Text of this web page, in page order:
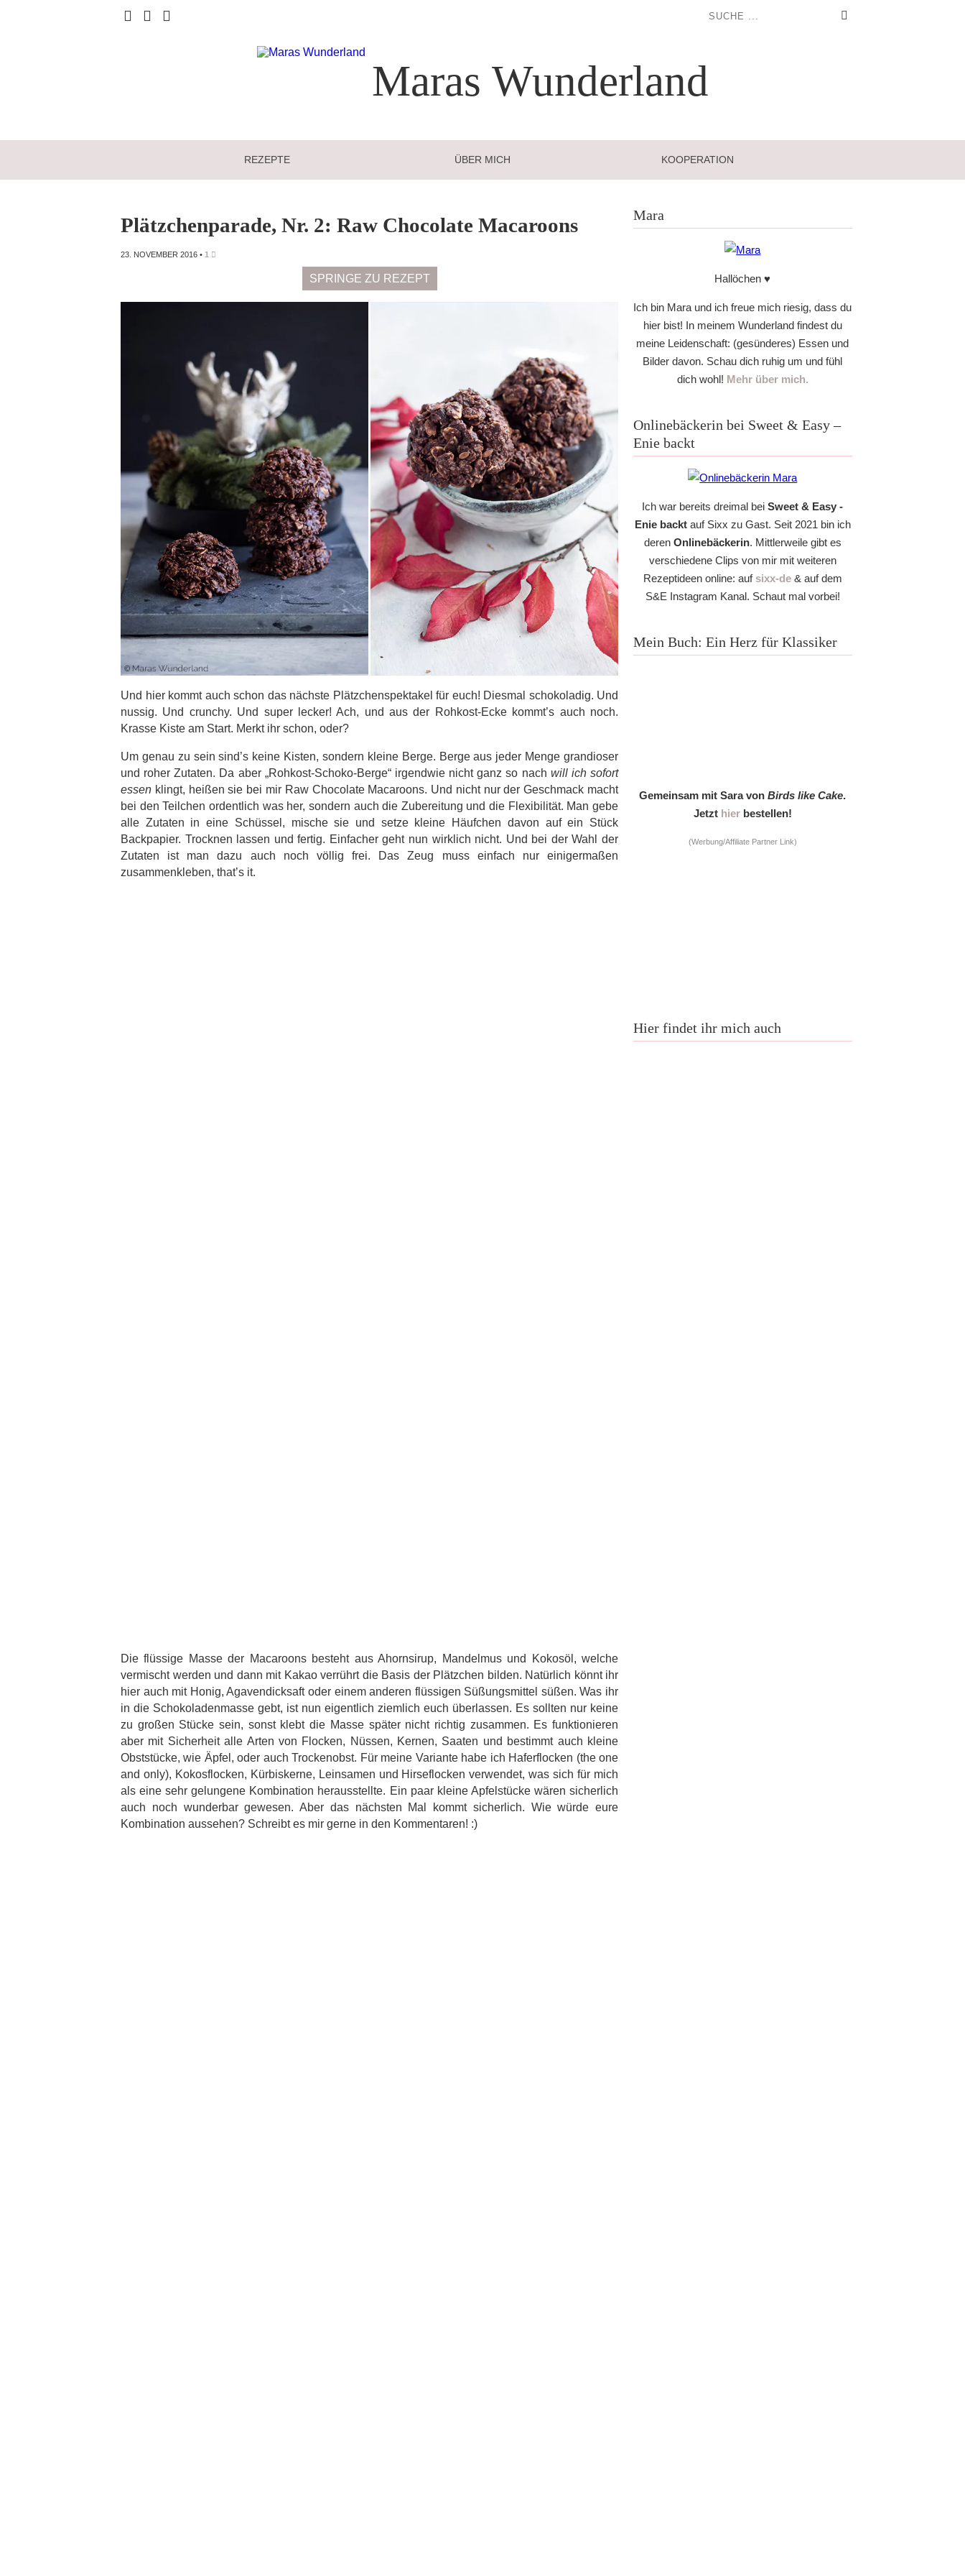
Maras Wunderland
REZEPTE ÜBER MICH KOOPERATION
Plätzchenparade, Nr. 2: Raw Chocolate Macaroons
23. NOVEMBER 2016 • 1
SPRINGE ZU REZEPT
Und hier kommt auch schon das nächste Plätzchenspektakel für euch! Diesmal schokoladig. Und
nussig. Und crunchy. Und super lecker! Ach, und aus der Rohkost-Ecke kommt’s auch noch.
Krasse Kiste am Start. Merkt ihr schon, oder?
Um genau zu sein sind’s keine Kisten, sondern kleine Berge. Berge aus jeder Menge grandioser
und roher Zutaten. Da aber „Rohkost-Schoko-Berge“ irgendwie nicht ganz so nach will ich sofort
essen klingt, heißen sie bei mir Raw Chocolate Macaroons. Und nicht nur der Geschmack macht
bei den Teilchen ordentlich was her, sondern auch die Zubereitung und die Flexibilität. Man gebe
alle Zutaten in eine Schüssel, mische sie und setze kleine Häufchen davon auf ein Stück
Backpapier. Trocknen lassen und fertig. Einfacher geht nun wirklich nicht. Und bei der Wahl der
Zutaten ist man dazu auch noch völlig frei. Das Zeug muss einfach nur einigermaßen
zusammenkleben, that’s it.
Die flüssige Masse der Macaroons besteht aus Ahornsirup, Mandelmus und Kokosöl, welche
vermischt werden und dann mit Kakao verrührt die Basis der Plätzchen bilden. Natürlich könnt ihr
hier auch mit Honig, Agavendicksaft oder einem anderen flüssigen Süßungsmittel süßen. Was ihr
in die Schokoladenmasse gebt, ist nun eigentlich ziemlich euch überlassen. Es sollten nur keine
zu großen Stücke sein, sonst klebt die Masse später nicht richtig zusammen. Es funktionieren
aber mit Sicherheit alle Arten von Flocken, Nüssen, Kernen, Saaten und bestimmt auch kleine
Obststücke, wie Äpfel, oder auch Trockenobst. Für meine Variante habe ich Haferflocken (the one
and only), Kokosflocken, Kürbiskerne, Leinsamen und Hirseflocken verwendet, was sich für mich
als eine sehr gelungene Kombination herausstellte. Ein paar kleine Apfelstücke wären sicherlich
auch noch wunderbar gewesen. Aber das nächsten Mal kommt sicherlich. Wie würde eure
Kombination aussehen? Schreibt es mir gerne in den Kommentaren! :)
Mara
Hallöchen ♥
Ich bin Mara und ich freue mich riesig, dass du
hier bist! In meinem Wunderland findest du
meine Leidenschaft: (gesünderes) Essen und
Bilder davon. Schau dich ruhig um und fühl
dich wohl! Mehr über mich.
Onlinebäckerin bei Sweet & Easy –
Enie backt
Ich war bereits dreimal beiSweet & Easy -
Enie backtauf Sixx zu Gast. Seit 2021 bin ich
deren Onlinebäckerin. Mittlerweile gibt es
verschiedene Clips von mir mit weiteren
Rezeptideen online: auf sixx-de& auf dem
S&E Instagram Kanal. Schaut mal vorbei!
Mein Buch: Ein Herz für Klassiker
Gemeinsam mit Sara vonBirds like Cake.
Jetzt hierbestellen!
(Werbung/Affiliate Partner Link)
Hier findet ihr mich auch